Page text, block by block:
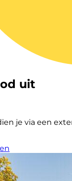
uit
je via een